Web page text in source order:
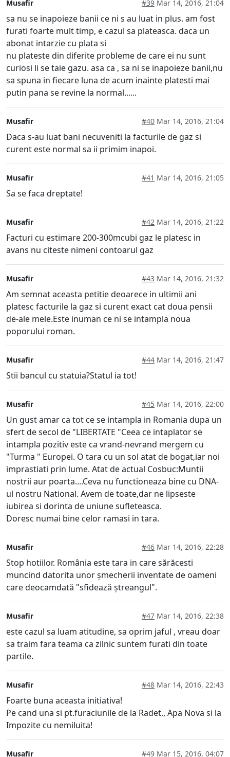
Musafir #39 Mar 14, 2016, 21:04
sa nu se inapoieze banii ce ni s au luat in plus. am fost
furati foarte mult timp, e cazul sa plateasca. daca un
abonat intarzie cu plata si
nu plateste din diferite probleme de care ei nu sunt
curiosi li se taie gazu. asa ca , sa ni se inapoieze banii,nu
sa spuna in fiecare luna de acum inainte platesti mai
putin pana se revine la normal......
Musafir #40 Mar 14, 2016, 21:04
Daca s-au luat bani necuveniti la facturile de gaz si
curent este normal sa ii primim inapoi.
Musafir #41 Mar 14, 2016, 21:05
Sa se faca dreptate!
Musafir #42 Mar 14, 2016, 21:22
Facturi cu estimare 200-300mcubi gaz le platesc in
avans nu citeste nimeni contoarul gaz
Musafir #43 Mar 14, 2016, 21:32
Am semnat aceasta petitie deoarece in ultimii ani
platesc facturile la gaz si curent exact cat doua pensii
de-ale mele.Este inuman ce ni se intampla noua
poporului roman.
Musafir #44 Mar 14, 2016, 21:47
Stii bancul cu statuia?Statul ia tot!
Musafir #45 Mar 14, 2016, 22:00
Un gust amar ca tot ce se intampla in Romania dupa un
sfert de secol de "LIBERTATE "Ceea ce intaplator se
intampla pozitiv este ca vrand-nevrand mergem cu
"Turma " Europei. O tara cu un sol atat de bogat,iar noi
imprastiati prin lume. Atat de actual Cosbuc:Muntii
nostrii aur poarta....Ceva nu functioneaza bine cu DNA-
ul nostru National. Avem de toate,dar ne lipseste
iubirea si dorinta de uniune sufleteasca.
Doresc numai bine celor ramasi in tara.
Musafir #46 Mar 14, 2016, 22:28
Stop hotiilor. România este tara in care sărăcesti
muncind datorita unor șmecherii inventate de oameni
care deocamdată "sfidează ștreangul".
Musafir #47 Mar 14, 2016, 22:38
este cazul sa luam atitudine, sa oprim jaful , vreau doar
sa traim fara teama ca zilnic suntem furati din toate
partile.
Musafir #48 Mar 14, 2016, 22:43
Foarte buna aceasta initiativa!
Pe cand una si pt.furaciunile de la Radet., Apa Nova si la
Impozite cu nemiluita!
Musafir #49 Mar 15, 2016, 04:07